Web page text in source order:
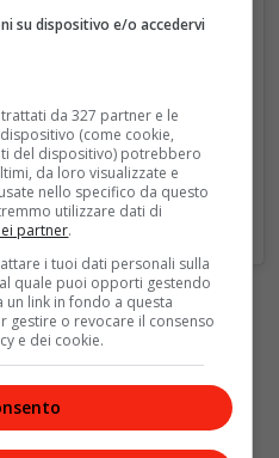
su dispositivo e/o accedervi
da 327 partner e le
(come cookie,
del dispositivo) potrebbero
da loro visualizzate e
nello specifico da questo
utilizzare dati di
partner.
i tuoi dati personali sulla
quale puoi opporti gestendo
link in fondo a questa
gestire o revocare il consenso
e dei cookie.